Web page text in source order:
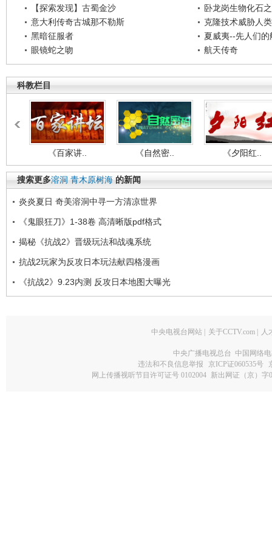
【探索发现】古蜀金沙
卧龙岗生物化石
意大利传奇古城那不勒斯
克隆技术威胁人
黑暗征服者
夏威夷--先人们的
眼镜蛇之吻
航天传奇
科教栏目
《百家讲.. 《自然密.. 《夕阳红..
搜索更多溶洞 青木原树海 的新闻
炎炎夏日 奇美溶洞中寻一方清凉世界
《鬼眼狂刀》1-38卷 高清晰版pdf格式
揭秘《抗战2》晋级玩法和战魂系统
抗战2玩家为反攻日本玩法献四格漫画
《抗战2》9.23内测 反攻日本地图大曝光
中央电视台网站 关于CCTV.com 人
中央广播电视总台 中国网络
违法和不良信息举报
京ICP证060535号
网上传播视听节目许可证号 0102004 新出网证（京）